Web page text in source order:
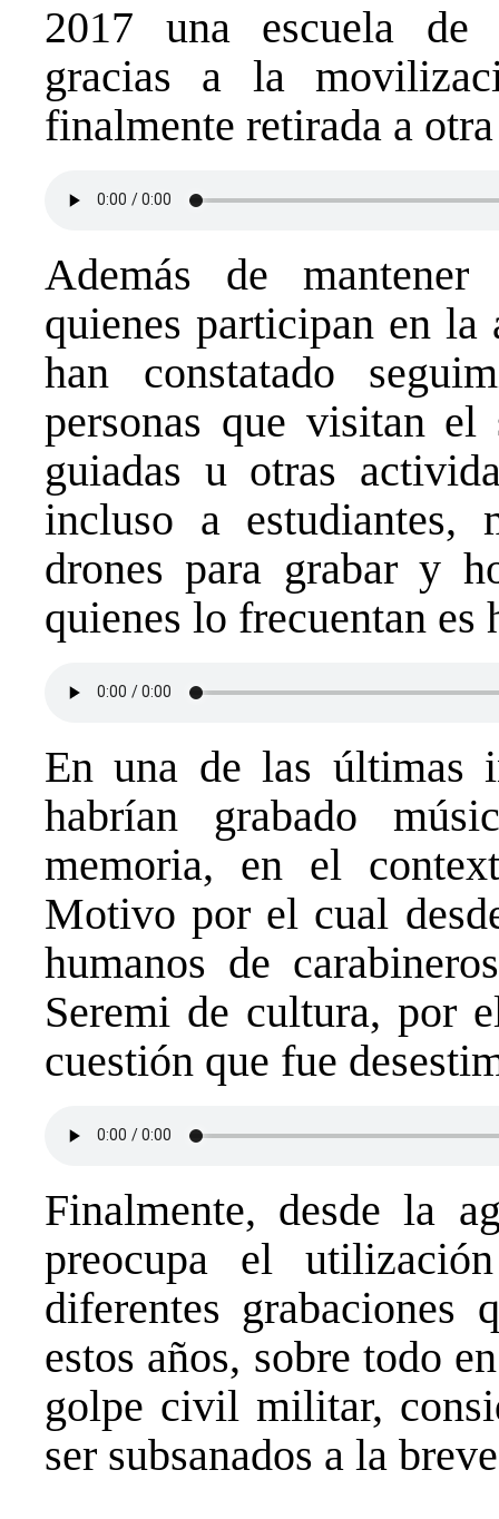
2017 una escuela de
gracias a la
finalmente retirada a
Además de
quienes participan en
han constatado
personas que visitan
guiadas u otras
incluso a estudiantes,
drones para grabar y
quienes lo frecuentan es
En una de las últimas
habrían grabado
memoria, en el
Motivo por el cual
humanos de
Seremi de cultura, por
cuestión que fue
Finalmente, desde la
preocupa el
diferentes grabaciones
estos años, sobre todo
golpe civil militar,
ser subsanados a la